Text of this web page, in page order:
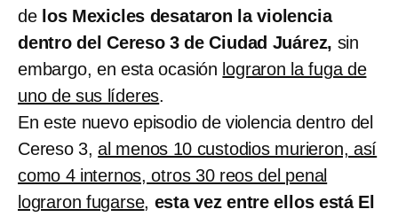
delos Mexicles desataron la violencia
dentro del Cereso 3 de Ciudad Juárez, sin
embargo, en esta ocasión lograron la fuga de
uno de sus líderes.
En este nuevo episodio de violencia dentro del
Cereso 3,al menos 10 custodios murieron, así
como 4 internos, otros 30 reos del penal
lograron fugarse, esta vez entre ellos está El